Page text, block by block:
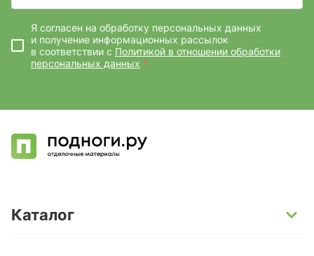
Я согласен на обработку персональных данных
и получение информационных рассылок
в соответствии с Политикой в отношении обработки
персональных данных *
Каталог